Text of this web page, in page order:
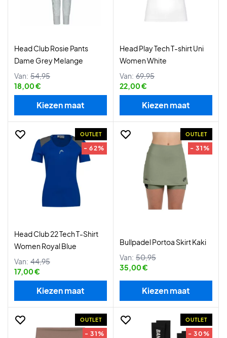
Head Club Rosie Pants
Dame Grey Melange
Van: 54,95
18,00 €
Kiezen maat
Head Play Tech T-shirt Uni
Women White
Van: 69,95
22,00 €
Kiezen maat
OUTLET
- 62%
Head Club 22 Tech T-Shirt
Women Royal Blue
Van: 44,95
17,00 €
Kiezen maat
OUTLET
- 31%
Bullpadel Portoa Skirt Kaki
Van: 50,95
35,00 €
Kiezen maat
OUTLET
- 31%
OUTLET
- 30%